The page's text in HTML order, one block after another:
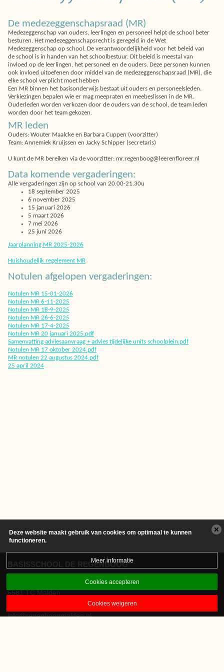
De medezeggenschapsraad (MR)
Medezeggenschap van ouders, leerlingen en personeel helpt de school beter
besturen. Het medezeggenschapsrecht is geregeld in de Wet
Medezeggenschap op school. De verantwoordelijkheid voor het beleid van
de school is in handen van het schoolbestuur. Dit beleid is meestal van
invloed op de leerlingen, het personeel en de ouders. Deze personen kunnen
ook invloed uitoefenen door middel van de medezeggenschapsraad (MR), die
elke school verplicht moet hebben
Een MR binnen het basisonderwijs bestaat uit ouders en personeelsleden.
Verkiezingen bepalen wie er mag meepraten en meebeslissen in de MR.
Ouderleden worden verkozen door de ouders van de school, de team leden
worden door het team gekozen.
MR leden
Ouders: Wouter Maalcke en Barbara Cuppen (voorzitter)
Team: Annemiek Kruijssen en Jacky Schipper (secretaris)
U kunt de MR bereiken via de voorzitter: mr.regenboog@leerenfloreer.nl
Data komende vergaderingen:
Alle vergaderingen zijn op school van 20.00-21.30u
18 september 2025
6 november 2025
15 januari 2026
5 maart 2026
7 mei 2026
25 juni 2026
Jaarplanning MR 2025-2026
Huishoudelijk regelement MR
Notulen afgelopen vergaderingen:
Notulen MR 15-01-2026
Notulen MR 6-11-2025
Notulen MR 18-9-2025
Notulen MR 26-6-2025
Notulen MR 17-4-2025
Notulen MR 20 januari 2025.pdf
Samenvatting adviesaanvraag + advies tijdelijke units schoolplein.pdf
Notulen MR 17 oktober 2024.pdf
MR notulen 22 augustus 2024.pdf
25 april 2024
BASISSCHOOL DE REGENBOOG
6581 TC Malden
info@regenboogmalden.nl
Deze website maakt gebruik van cookies om optimaal te kunnen
functioneren.
Meer informatie
Cookies accepteren
Cookies weigeren